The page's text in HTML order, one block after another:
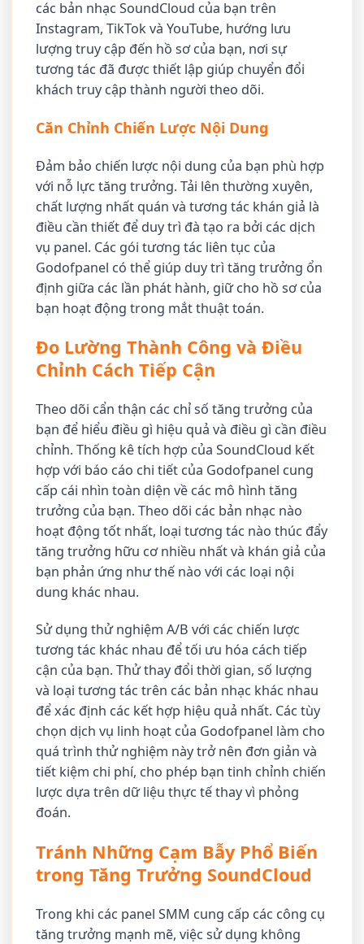
các bản nhạc SoundCloud của bạn trên
Instagram, TikTok và YouTube, hướng lưu
lượng truy cập đến hồ sơ của bạn, nơi sự
tương tác đã được thiết lập giúp chuyển đổi
khách truy cập thành người theo dõi.
Căn Chỉnh Chiến Lược Nội Dung
Đảm bảo chiến lược nội dung của bạn phù hợp
với nỗ lực tăng trưởng. Tải lên thường xuyên,
chất lượng nhất quán và tương tác khán giả là
điều cần thiết để duy trì đà tạo ra bởi các dịch
vụ panel. Các gói tương tác liên tục của
Godofpanel có thể giúp duy trì tăng trưởng ổn
định giữa các lần phát hành, giữ cho hồ sơ của
bạn hoạt động trong mắt thuật toán.
Đo Lường Thành Công và Điều
Chỉnh Cách Tiếp Cận
Theo dõi cẩn thận các chỉ số tăng trưởng của
bạn để hiểu điều gì hiệu quả và điều gì cần điều
chỉnh. Thống kê tích hợp của SoundCloud kết
hợp với báo cáo chi tiết của Godofpanel cung
cấp cái nhìn toàn diện về các mô hình tăng
trưởng của bạn. Theo dõi các bản nhạc nào
hoạt động tốt nhất, loại tương tác nào thúc đẩy
tăng trưởng hữu cơ nhiều nhất và khán giả của
bạn phản ứng như thế nào với các loại nội
dung khác nhau.
Sử dụng thử nghiệm A/B với các chiến lược
tương tác khác nhau để tối ưu hóa cách tiếp
cận của bạn. Thử thay đổi thời gian, số lượng
và loại tương tác trên các bản nhạc khác nhau
để xác định các kết hợp hiệu quả nhất. Các tùy
chọn dịch vụ linh hoạt của Godofpanel làm cho
quá trình thử nghiệm này trở nên đơn giản và
tiết kiệm chi phí, cho phép bạn tinh chỉnh chiến
lược dựa trên dữ liệu thực tế thay vì phỏng
đoán.
Tránh Những Cạm Bẫy Phổ Biến
trong Tăng Trưởng SoundCloud
Trong khi các panel SMM cung cấp các công cụ
tăng trưởng mạnh mẽ, việc sử dụng không